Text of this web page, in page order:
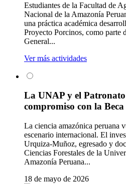
Estudiantes de la Facultad de
Nacional de la Amazonía
una práctica académica
Proyecto Porcinos, como parte
General...
Ver más actividades
La UNAP y el
compromiso con la
La ciencia amazónica peruana
escenario internacional. El
Urquiza-Muñoz, egresado y
Ciencias Forestales de la
Amazonía Peruana...
18 de mayo de 2026